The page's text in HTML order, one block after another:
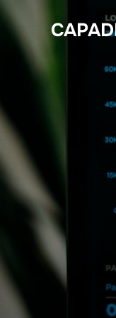
Videre
indhold